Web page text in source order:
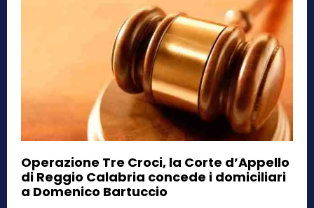
Operazione Tre Croci, la Corte d’Appello
di Reggio Calabria concede i domiciliari
a Domenico Bartuccio